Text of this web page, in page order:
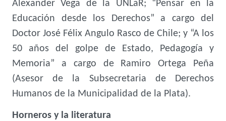
Alexander Vega de la UNLaR; “Pensar en la
Educación desde los Derechos” a cargo del
Doctor José Félix Angulo Rasco de Chile; y “A los
50 años del golpe de Estado, Pedagogía y
Memoria” a cargo de Ramiro Ortega Peña
(Asesor de la Subsecretaria de Derechos
Humanos de la Municipalidad de la Plata).
Horneros y la literatura